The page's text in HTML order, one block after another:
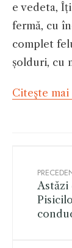
e vedeta,
fermă, cu
complet
șolduri, cu
Citeşte
Astăzi